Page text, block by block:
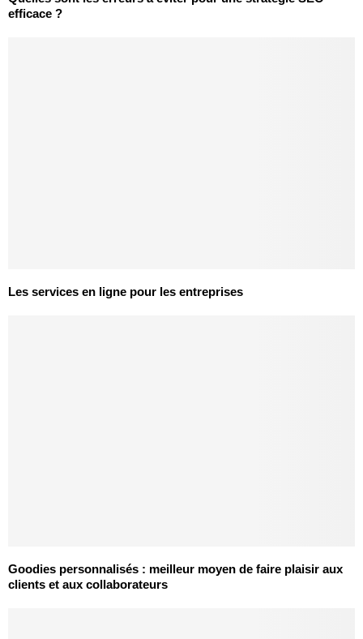
efficace ?
Les services en ligne pour les entreprises
Goodies personnalisés : meilleur moyen de faire plaisir aux
clients et aux collaborateurs